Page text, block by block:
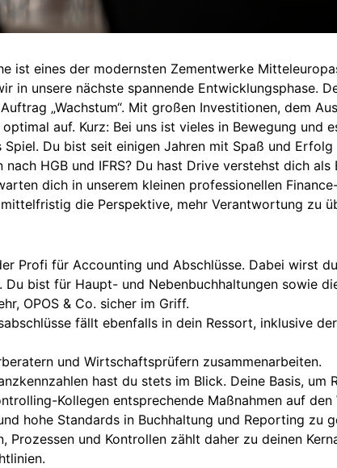
ist eines der modernsten Zementwerke
in unsere nächste spannende Entwicklungsphase.
„Wachstum“. Mit großen Investitionen, dem
auf. Kurz: Bei uns ist vieles in Bewegung und
Du bist seit einigen Jahren mit Spaß und
HGB und IFRS? Du hast Drive verstehst dich
dich in unserem kleinen professionellen
die Perspektive, mehr Verantwortung zu
Profi für Accounting und Abschlüsse. Dabei wirst
bist für Haupt- und Nebenbuchhaltungen sowie
OPOS & Co. sicher im Griff.
fällt ebenfalls in dein Ressort, inklusive
und Wirtschaftsprüfern zusammenarbeiten.
hast du stets im Blick. Deine Basis,
Kollegen entsprechende Maßnahmen auf den
hohe Standards in Buchhaltung und Reporting zu
Prozessen und Kontrollen zählt daher zu deinen